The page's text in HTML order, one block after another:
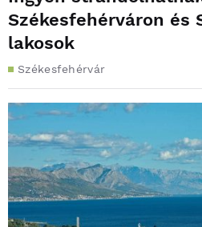
Székesfehérváron és
lakosok
Székesfehérvár